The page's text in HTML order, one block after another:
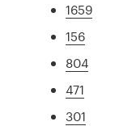
1659
156
804
471
301